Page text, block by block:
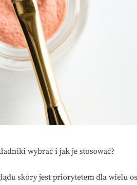
wybrać i jak je stosować?
skóry jest priorytetem dla wielu